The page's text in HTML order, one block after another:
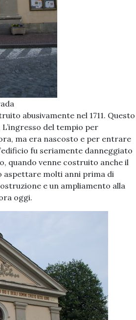
abusivamente nel 1711. Questo
del tempio per
ma era nascosto e per entrare
fu seriamente danneggiato
quando venne costruito anche il
aspettare molti anni prima di
e un ampliamento alla
oggi.